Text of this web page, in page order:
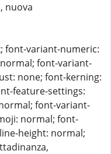
nuova
font-variant-numeric:
font-variant-
none; font-kerning:
feature-settings:
font-variant-
normal; font-
height: normal;